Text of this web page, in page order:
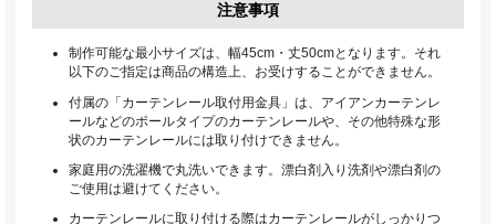
注意事項
制作可能な最小サイズは、幅45cm・丈50cmとなります。それ
以下のご指定は商品の構造上、お受けすることができません。
付属の「カーテンレール取付用金具」は、アイアンカーテンレ
ールなどのポールタイプのカーテンレールや、その他特殊な形
状のカーテンレールには取り付けできません。
家庭用の洗濯機で丸洗いできます。漂白剤入り洗剤や漂白剤の
ご使用は避けてください。
カーテンレールに取り付ける際はカーテンレールがしっかりつ